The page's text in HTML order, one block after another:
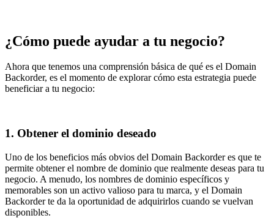
¿Cómo puede ayudar a tu negocio?
Ahora que tenemos una comprensión básica de qué es el Domain
Backorder, es el momento de explorar cómo esta estrategia puede
beneficiar a tu negocio:
1. Obtener el dominio deseado
Uno de los beneficios más obvios del Domain Backorder es que te
permite obtener el nombre de dominio que realmente deseas para tu
negocio. A menudo, los nombres de dominio específicos y
memorables son un activo valioso para tu marca, y el Domain
Backorder te da la oportunidad de adquirirlos cuando se vuelvan
disponibles.